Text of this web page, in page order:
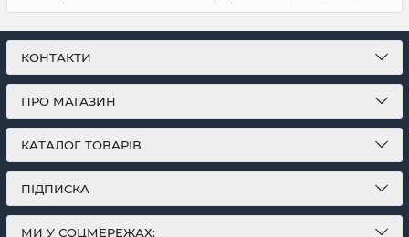
КОНТАКТИ
ПРО МАГАЗИН
КАТАЛОГ ТОВАРІВ
ПІДПИСКА
МИ У СОЦМЕРЕЖАХ: